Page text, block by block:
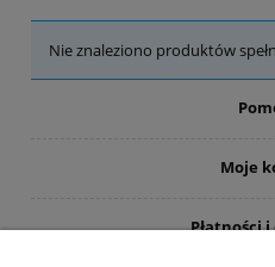
Nie znaleziono produktów
Moje
Płatności